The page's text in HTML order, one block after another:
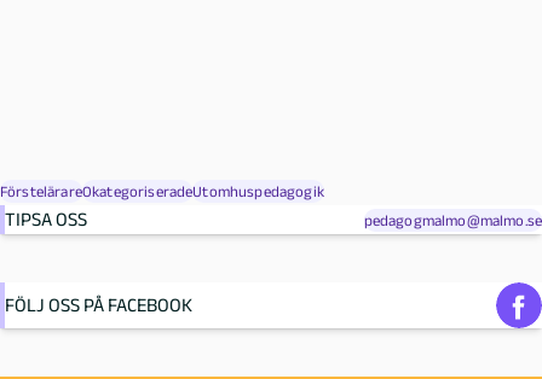
FörstelärareOkategoriseradeUtomhuspedagogik
TIPSA OSS pedagogmalmo@malmo.se
FÖLJ OSS PÅ FACEBOOK